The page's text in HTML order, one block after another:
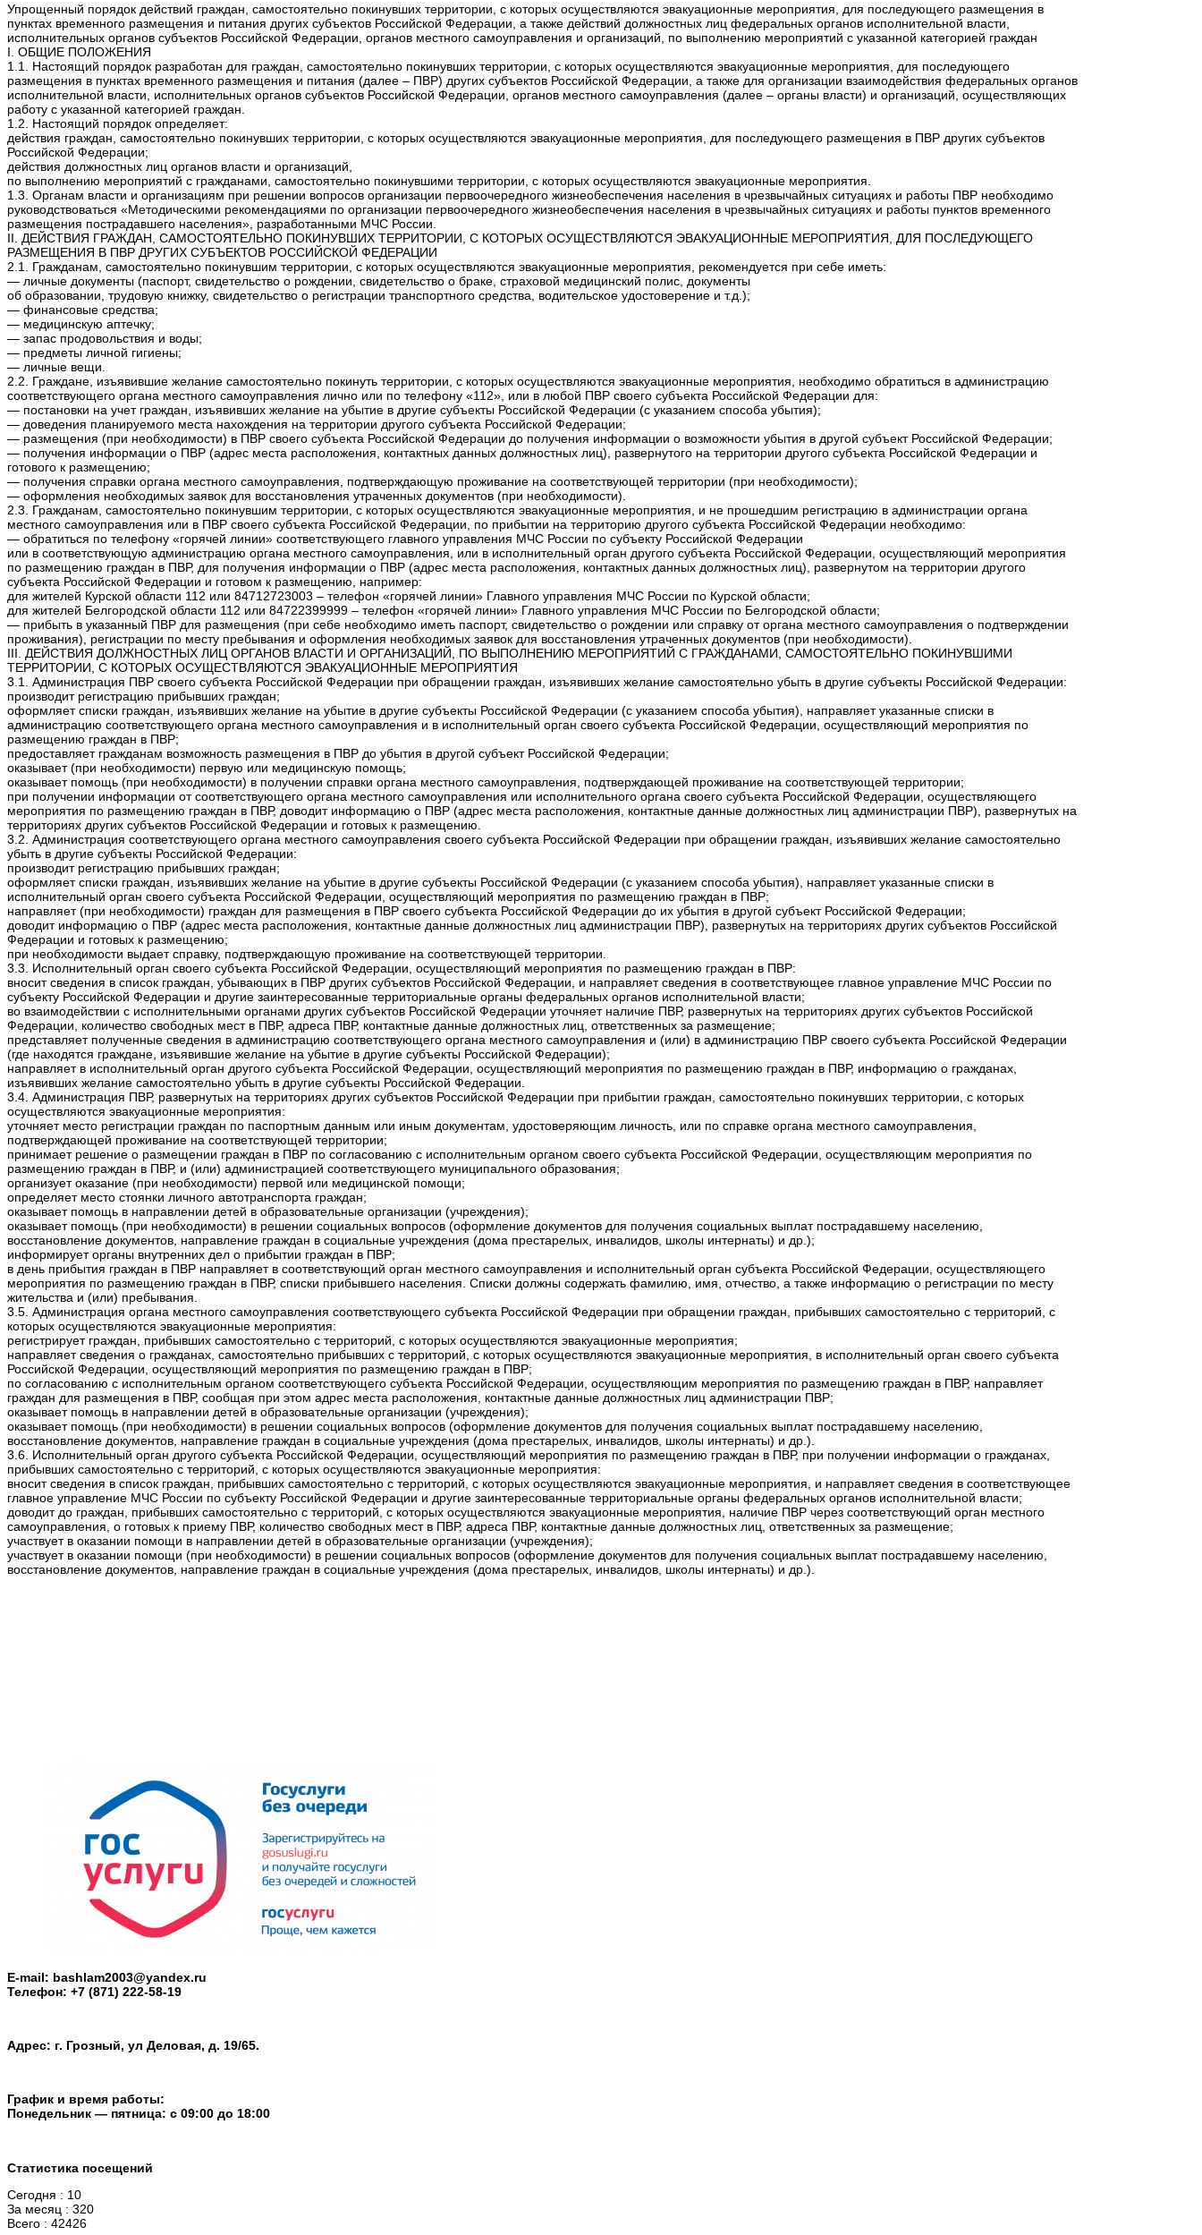
Упрощенный порядок действий граждан, самостоятельно покинувших территории, с которых осуществляются эвакуационные мероприятия, для последующего размещения в
пунктах временного размещения и питания других субъектов Российской Федерации, а также действий должностных лиц федеральных органов исполнительной власти,
исполнительных органов субъектов Российской Федерации, органов местного самоуправления и организаций, по выполнению мероприятий с указанной категорией граждан
I. ОБЩИЕ ПОЛОЖЕНИЯ
1.1. Настоящий порядок разработан для граждан, самостоятельно покинувших территории, с которых осуществляются эвакуационные мероприятия, для последующего
размещения в пунктах временного размещения и питания (далее – ПВР) других субъектов Российской Федерации, а также для организации взаимодействия федеральных органов
исполнительной власти, исполнительных органов субъектов Российской Федерации, органов местного самоуправления (далее – органы власти) и организаций, осуществляющих
работу с указанной категорией граждан.
1.2. Настоящий порядок определяет:
действия граждан, самостоятельно покинувших территории, с которых осуществляются эвакуационные мероприятия, для последующего размещения в ПВР других субъектов
Российской Федерации;
действия должностных лиц органов власти и организаций,
по выполнению мероприятий с гражданами, самостоятельно покинувшими территории, с которых осуществляются эвакуационные мероприятия.
1.3. Органам власти и организациям при решении вопросов организации первоочередного жизнеобеспечения населения в чрезвычайных ситуациях и работы ПВР необходимо
руководствоваться «Методическими рекомендациями по организации первоочередного жизнеобеспечения населения в чрезвычайных ситуациях и работы пунктов временного
размещения пострадавшего населения», разработанными МЧС России.
II. ДЕЙСТВИЯ ГРАЖДАН, САМОСТОЯТЕЛЬНО ПОКИНУВШИХ ТЕРРИТОРИИ, С КОТОРЫХ ОСУЩЕСТВЛЯЮТСЯ ЭВАКУАЦИОННЫЕ МЕРОПРИЯТИЯ, ДЛЯ ПОСЛЕДУЮЩЕГО
РАЗМЕЩЕНИЯ В ПВР ДРУГИХ СУБЪЕКТОВ РОССИЙСКОЙ ФЕДЕРАЦИИ
2.1. Гражданам, самостоятельно покинувшим территории, с которых осуществляются эвакуационные мероприятия, рекомендуется при себе иметь:
— личные документы (паспорт, свидетельство о рождении, свидетельство о браке, страховой медицинский полис, документы
об образовании, трудовую книжку, свидетельство о регистрации транспортного средства, водительское удостоверение и т.д.);
— финансовые средства;
— медицинскую аптечку;
— запас продовольствия и воды;
— предметы личной гигиены;
— личные вещи.
2.2. Граждане, изъявившие желание самостоятельно покинуть территории, с которых осуществляются эвакуационные мероприятия, необходимо обратиться в администрацию
соответствующего органа местного самоуправления лично или по телефону «112», или в любой ПВР своего субъекта Российской Федерации для:
— постановки на учет граждан, изъявивших желание на убытие в другие субъекты Российской Федерации (с указанием способа убытия);
— доведения планируемого места нахождения на территории другого субъекта Российской Федерации;
— размещения (при необходимости) в ПВР своего субъекта Российской Федерации до получения информации о возможности убытия в другой субъект Российской Федерации;
— получения информации о ПВР (адрес места расположения, контактных данных должностных лиц), развернутого на территории другого субъекта Российской Федерации и
готового к размещению;
— получения справки органа местного самоуправления, подтверждающую проживание на соответствующей территории (при необходимости);
— оформления необходимых заявок для восстановления утраченных документов (при необходимости).
2.3. Гражданам, самостоятельно покинувшим территории, с которых осуществляются эвакуационные мероприятия, и не прошедшим регистрацию в администрации органа
местного самоуправления или в ПВР своего субъекта Российской Федерации, по прибытии на территорию другого субъекта Российской Федерации необходимо:
— обратиться по телефону «горячей линии» соответствующего главного управления МЧС России по субъекту Российской Федерации
или в соответствующую администрацию органа местного самоуправления, или в исполнительный орган другого субъекта Российской Федерации, осуществляющий мероприятия
по размещению граждан в ПВР, для получения информации о ПВР (адрес места расположения, контактных данных должностных лиц), развернутом на территории другого
субъекта Российской Федерации и готовом к размещению, например:
для жителей Курской области 112 или 84712723003 – телефон «горячей линии» Главного управления МЧС России по Курской области;
для жителей Белгородской области 112 или 84722399999 – телефон «горячей линии» Главного управления МЧС России по Белгородской области;
— прибыть в указанный ПВР для размещения (при себе необходимо иметь паспорт, свидетельство о рождении или справку от органа местного самоуправления о подтверждении
проживания), регистрации по месту пребывания и оформления необходимых заявок для восстановления утраченных документов (при необходимости).
III. ДЕЙСТВИЯ ДОЛЖНОСТНЫХ ЛИЦ ОРГАНОВ ВЛАСТИ И ОРГАНИЗАЦИЙ, ПО ВЫПОЛНЕНИЮ МЕРОПРИЯТИЙ С ГРАЖДАНАМИ, САМОСТОЯТЕЛЬНО ПОКИНУВШИМИ
ТЕРРИТОРИИ, С КОТОРЫХ ОСУЩЕСТВЛЯЮТСЯ ЭВАКУАЦИОННЫЕ МЕРОПРИЯТИЯ
3.1. Администрация ПВР своего субъекта Российской Федерации при обращении граждан, изъявивших желание самостоятельно убыть в другие субъекты Российской Федерации:
производит регистрацию прибывших граждан;
оформляет списки граждан, изъявивших желание на убытие в другие субъекты Российской Федерации (с указанием способа убытия), направляет указанные списки в
администрацию соответствующего органа местного самоуправления и в исполнительный орган своего субъекта Российской Федерации, осуществляющий мероприятия по
размещению граждан в ПВР;
предоставляет гражданам возможность размещения в ПВР до убытия в другой субъект Российской Федерации;
оказывает (при необходимости) первую или медицинскую помощь;
оказывает помощь (при необходимости) в получении справки органа местного самоуправления, подтверждающей проживание на соответствующей территории;
при получении информации от соответствующего органа местного самоуправления или исполнительного органа своего субъекта Российской Федерации, осуществляющего
мероприятия по размещению граждан в ПВР, доводит информацию о ПВР (адрес места расположения, контактные данные должностных лиц администрации ПВР), развернутых на
территориях других субъектов Российской Федерации и готовых к размещению.
3.2. Администрация соответствующего органа местного самоуправления своего субъекта Российской Федерации при обращении граждан, изъявивших желание самостоятельно
убыть в другие субъекты Российской Федерации:
производит регистрацию прибывших граждан;
оформляет списки граждан, изъявивших желание на убытие в другие субъекты Российской Федерации (с указанием способа убытия), направляет указанные списки в
исполнительный орган своего субъекта Российской Федерации, осуществляющий мероприятия по размещению граждан в ПВР;
направляет (при необходимости) граждан для размещения в ПВР своего субъекта Российской Федерации до их убытия в другой субъект Российской Федерации;
доводит информацию о ПВР (адрес места расположения, контактные данные должностных лиц администрации ПВР), развернутых на территориях других субъектов Российской
Федерации и готовых к размещению;
при необходимости выдает справку, подтверждающую проживание на соответствующей территории.
3.3. Исполнительный орган своего субъекта Российской Федерации, осуществляющий мероприятия по размещению граждан в ПВР:
вносит сведения в список граждан, убывающих в ПВР других субъектов Российской Федерации, и направляет сведения в соответствующее главное управление МЧС России по
субъекту Российской Федерации и другие заинтересованные территориальные органы федеральных органов исполнительной власти;
во взаимодействии с исполнительными органами других субъектов Российской Федерации уточняет наличие ПВР, развернутых на территориях других субъектов Российской
Федерации, количество свободных мест в ПВР, адреса ПВР, контактные данные должностных лиц, ответственных за размещение;
представляет полученные сведения в администрацию соответствующего органа местного самоуправления и (или) в администрацию ПВР своего субъекта Российской Федерации
(где находятся граждане, изъявившие желание на убытие в другие субъекты Российской Федерации);
направляет в исполнительный орган другого субъекта Российской Федерации, осуществляющий мероприятия по размещению граждан в ПВР, информацию о гражданах,
изъявивших желание самостоятельно убыть в другие субъекты Российской Федерации.
3.4. Администрация ПВР, развернутых на территориях других субъектов Российской Федерации при прибытии граждан, самостоятельно покинувших территории, с которых
осуществляются эвакуационные мероприятия:
уточняет место регистрации граждан по паспортным данным или иным документам, удостоверяющим личность, или по справке органа местного самоуправления,
подтверждающей проживание на соответствующей территории;
принимает решение о размещении граждан в ПВР по согласованию с исполнительным органом своего субъекта Российской Федерации, осуществляющим мероприятия по
размещению граждан в ПВР, и (или) администрацией соответствующего муниципального образования;
организует оказание (при необходимости) первой или медицинской помощи;
определяет место стоянки личного автотранспорта граждан;
оказывает помощь в направлении детей в образовательные организации (учреждения);
оказывает помощь (при необходимости) в решении социальных вопросов (оформление документов для получения социальных выплат пострадавшему населению,
восстановление документов, направление граждан в социальные учреждения (дома престарелых, инвалидов, школы интернаты) и др.);
информирует органы внутренних дел о прибытии граждан в ПВР;
в день прибытия граждан в ПВР направляет в соответствующий орган местного самоуправления и исполнительный орган субъекта Российской Федерации, осуществляющего
мероприятия по размещению граждан в ПВР, списки прибывшего населения. Списки должны содержать фамилию, имя, отчество, а также информацию о регистрации по месту
жительства и (или) пребывания.
3.5. Администрация органа местного самоуправления соответствующего субъекта Российской Федерации при обращении граждан, прибывших самостоятельно с территорий, с
которых осуществляются эвакуационные мероприятия:
регистрирует граждан, прибывших самостоятельно с территорий, с которых осуществляются эвакуационные мероприятия;
направляет сведения о гражданах, самостоятельно прибывших с территорий, с которых осуществляются эвакуационные мероприятия, в исполнительный орган своего субъекта
Российской Федерации, осуществляющий мероприятия по размещению граждан в ПВР;
по согласованию с исполнительным органом соответствующего субъекта Российской Федерации, осуществляющим мероприятия по размещению граждан в ПВР, направляет
граждан для размещения в ПВР, сообщая при этом адрес места расположения, контактные данные должностных лиц администрации ПВР;
оказывает помощь в направлении детей в образовательные организации (учреждения);
оказывает помощь (при необходимости) в решении социальных вопросов (оформление документов для получения социальных выплат пострадавшему населению,
восстановление документов, направление граждан в социальные учреждения (дома престарелых, инвалидов, школы интернаты) и др.).
3.6. Исполнительный орган другого субъекта Российской Федерации, осуществляющий мероприятия по размещению граждан в ПВР, при получении информации о гражданах,
прибывших самостоятельно с территорий, с которых осуществляются эвакуационные мероприятия:
вносит сведения в список граждан, прибывших самостоятельно с территорий, с которых осуществляются эвакуационные мероприятия, и направляет сведения в соответствующее
главное управление МЧС России по субъекту Российской Федерации и другие заинтересованные территориальные органы федеральных органов исполнительной власти;
доводит до граждан, прибывших самостоятельно с территорий, с которых осуществляются эвакуационные мероприятия, наличие ПВР через соответствующий орган местного
самоуправления, о готовых к приему ПВР, количество свободных мест в ПВР, адреса ПВР, контактные данные должностных лиц, ответственных за размещение;
участвует в оказании помощи в направлении детей в образовательные организации (учреждения);
участвует в оказании помощи (при необходимости) в решении социальных вопросов (оформление документов для получения социальных выплат пострадавшему населению,
восстановление документов, направление граждан в социальные учреждения (дома престарелых, инвалидов, школы интернаты) и др.).
E-mail: bashlam2003@yandex.ru
Телефон: +7 (871) 222-58-19
Адрес: г. Грозный, ул Деловая, д. 19/65.
График и время работы:
Понедельник — пятница: с 09:00 до 18:00
Статистика посещений
Сегодня : 10
За месяц : 320
Всего : 42426